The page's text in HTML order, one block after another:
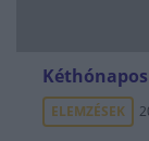
ELEMZÉSEK